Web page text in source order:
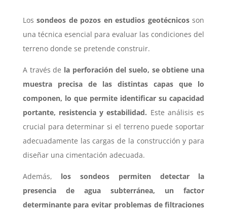
Lossondeos de pozos en estudios geotécnicosson
una técnica esencial para evaluar las condiciones del
terreno donde se pretende construir.
A través de la perforación del suelo, se obtiene una
muestra precisa de las distintas capas que lo
componen, lo que permite identificar su capacidad
portante, resistencia y estabilidad. Este análisis es
crucial para determinar si el terreno puede soportar
adecuadamente las cargas de la construcción y para
diseñar una cimentación adecuada.
Además, los sondeos permiten detectar la
presencia de agua subterránea, un factor
determinante para evitar problemas de filtraciones